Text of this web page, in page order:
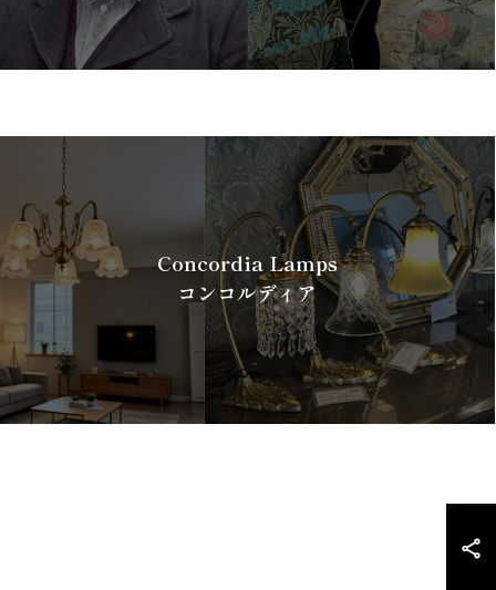
Concordia Lamps
コンコルディア